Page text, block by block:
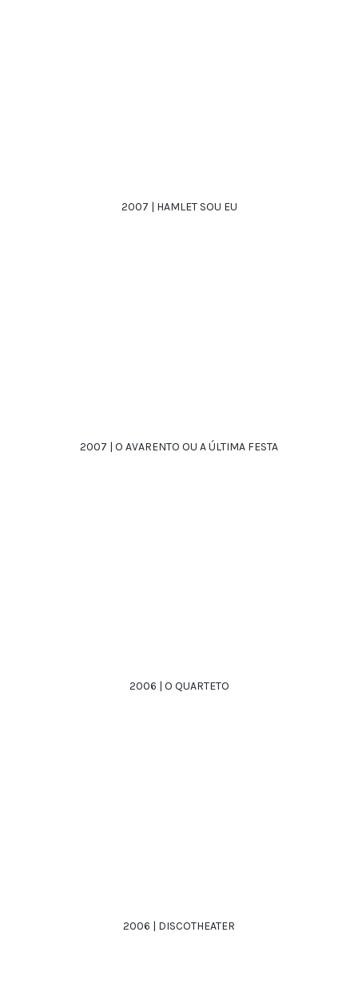
2007 | HAMLET SOU EU
2007 | O AVARENTO OU A ÚLTIMA FESTA
2006 | O QUARTETO
2006 | DISCOTHEATER